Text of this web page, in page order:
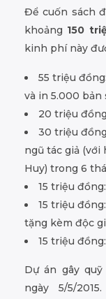
Để cuốn sách
khoảng 150
kinh phí này
55 triệu
và in 5.000 bản
20 triệu
30 triệu
ngũ tác giả (với
Huy) trong 6
15 triệu
15 triệu
tặng kèm độc
15 triệu
Dự án gây
ngày 5/5/